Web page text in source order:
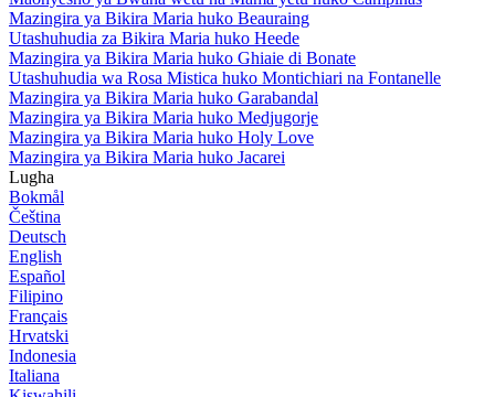
Mazingira ya Bikira Maria huko Beauraing
Utashuhudia za Bikira Maria huko Heede
Mazingira ya Bikira Maria huko Ghiaie di Bonate
Utashuhudia wa Rosa Mistica huko Montichiari na Fontanelle
Mazingira ya Bikira Maria huko Garabandal
Mazingira ya Bikira Maria huko Medjugorje
Mazingira ya Bikira Maria huko Holy Love
Mazingira ya Bikira Maria huko Jacarei
Lugha
Bokmål
Čeština
Deutsch
English
Español
Filipino
Français
Hrvatski
Indonesia
Italiana